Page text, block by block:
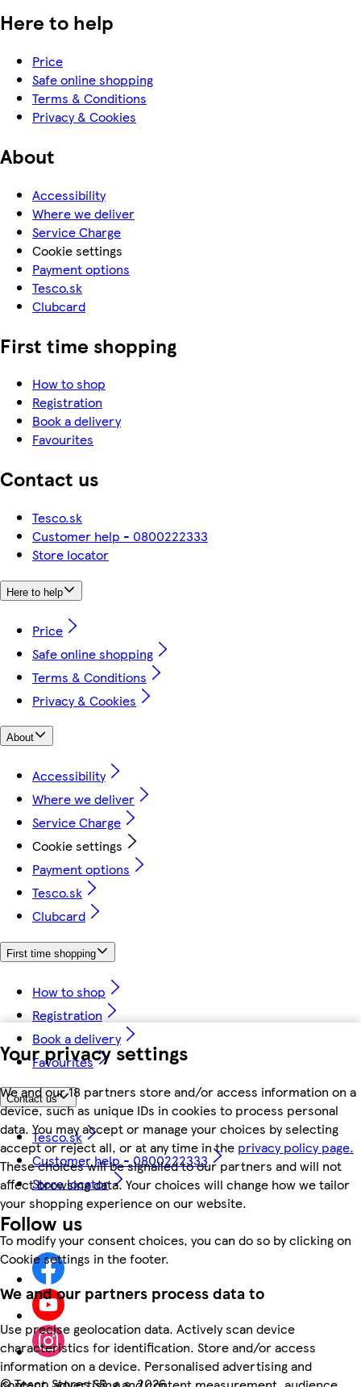
Your privacy settings
We and our 18 partners store and/or access information on a
device, such as unique IDs in cookies to process personal
data. You may accept or manage your choices by selecting
accept or reject all, or at any time in the privacy policy page.
These choices will be signalled to our partners and will not
affect browsing data. Your choices will change how we tailor
your shopping experience on our website.
To modify your consent choices, you can do so by clicking on
Cookie settings in the footer.
We and our partners process data to
Use precise geolocation data. Actively scan device
characteristics for identification. Store and/or access
information on a device. Personalised advertising and
Here to help
Price
Safe online shopping
Terms & Conditions
Privacy & Cookies
About
Accessibility
Where we deliver
Service Charge
Cookie settings
Payment options
Tesco.sk
Clubcard
First time shopping
How to shop
Registration
Book a delivery
Favourites
Contact us
Tesco.sk
Customer help - 0800222333
Store locator
Here to help
Price
Safe online shopping
Terms & Conditions
Privacy & Cookies
About
Accessibility
Where we deliver
Service Charge
Cookie settings
Payment options
Tesco.sk
Clubcard
First time shopping
How to shop
Registration
Book a delivery
Favourites
Contact us
Tesco.sk
Customer help - 0800222333
Store locator
Follow us
©Tesco Stores SR, a.s. 2026